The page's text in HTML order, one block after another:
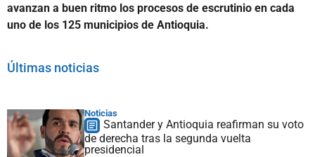
avanzan a buen ritmo los procesos de escrutinio en cada
uno de los 125 municipios de Antioquia.
Últimas noticias
Noticias
Santander y Antioquia reafirman su voto
de derecha tras la segunda vuelta
presidencial